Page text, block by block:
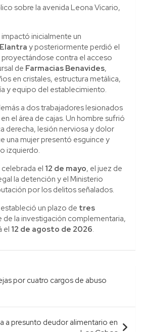
sobre la avenida Leona Vicario,
inicialmente un
y posteriormente perdió el
proyectándose contra el acceso
de Farmacias Benavides,
en cristales, estructura metálica,
y equipo del establecimiento.
a dos trabajadores lesionados
el área de cajas. Un hombre sufrió
derecha, lesión nerviosa y dolor
una mujer presentó esguince y
izquierdo.
el 12 de mayo, el juez de
la detención y el Ministerio
por los delitos señalados.
un plazo de tres
de la investigación complementaria,
el 12 de agosto de 2026.
por cuatro cargos de abuso
a presunto deudor alimentario en